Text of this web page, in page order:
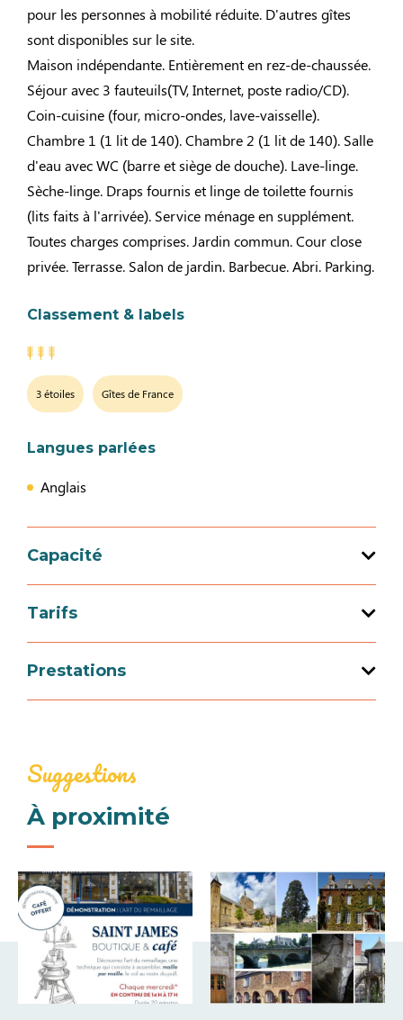
pour les personnes à mobilité réduite. D'autres gîtes
sont disponibles sur le site.
Maison indépendante. Entièrement en rez-de-chaussée.
Séjour avec 3 fauteuils(TV, Internet, poste radio/CD).
Coin-cuisine (four, micro-ondes, lave-vaisselle).
Chambre 1 (1 lit de 140). Chambre 2 (1 lit de 140). Salle
d'eau avec WC (barre et siège de douche). Lave-linge.
Sèche-linge. Draps fournis et linge de toilette fournis
(lits faits à l'arrivée). Service ménage en supplément.
Toutes charges comprises. Jardin commun. Cour close
privée. Terrasse. Salon de jardin. Barbecue. Abri. Parking.
Classement & labels
3 étoiles Gîtes de France
Langues parlées
Anglais
Capacité
Capacité d'accueil totale : 4 personne(s)
Tarifs
371€
430€ 570€
Moyens de paiement
Carte bleue Chèques Vacances
Prestations
Draps fournis
Conforts
Sèche linge privatif Wifi
Suggestions
À proximité